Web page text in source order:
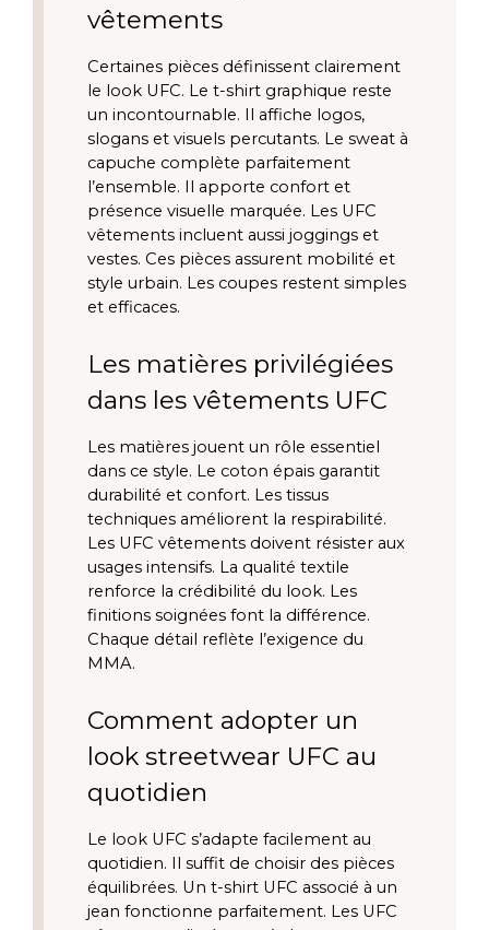
vêtements
Certaines pièces définissent clairement
le look UFC. Le t-shirt graphique reste
un incontournable. Il affiche logos,
slogans et visuels percutants. Le sweat à
capuche complète parfaitement
l’ensemble. Il apporte confort et
présence visuelle marquée. Les UFC
vêtements incluent aussi joggings et
vestes. Ces pièces assurent mobilité et
style urbain. Les coupes restent simples
et efficaces.
Les matières privilégiées
dans les vêtements UFC
Les matières jouent un rôle essentiel
dans ce style. Le coton épais garantit
durabilité et confort. Les tissus
techniques améliorent la respirabilité.
Les UFC vêtements doivent résister aux
usages intensifs. La qualité textile
renforce la crédibilité du look. Les
finitions soignées font la différence.
Chaque détail reflète l’exigence du
MMA.
Comment adopter un
look streetwear UFC au
quotidien
Le look UFC s’adapte facilement au
quotidien. Il suffit de choisir des pièces
équilibrées. Un t-shirt UFC associé à un
jean fonctionne parfaitement. Les UFC